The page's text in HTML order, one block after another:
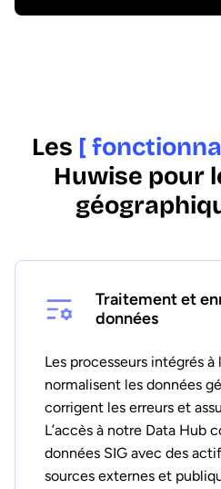
Les [
Huwise pour
Traitement et
données
Les processeurs intégrés à
normalisent les données
corrigent les erreurs et
L’accès à notre Data Hub
données SIG avec des
sources externes et